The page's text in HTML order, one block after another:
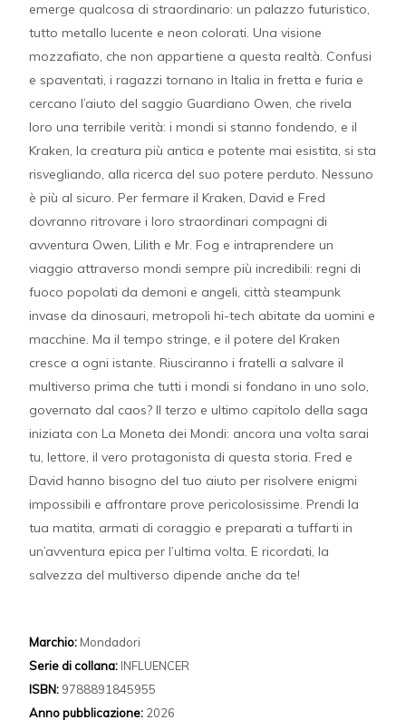
emerge qualcosa di straordinario: un palazzo futuristico,
tutto metallo lucente e neon colorati. Una visione
mozzafiato, che non appartiene a questa realtà. Confusi
e spaventati, i ragazzi tornano in Italia in fretta e furia e
cercano l’aiuto del saggio Guardiano Owen, che rivela
loro una terribile verità: i mondi si stanno fondendo, e il
Kraken, la creatura più antica e potente mai esistita, si sta
risvegliando, alla ricerca del suo potere perduto. Nessuno
è più al sicuro. Per fermare il Kraken, David e Fred
dovranno ritrovare i loro straordinari compagni di
avventura Owen, Lilith e Mr. Fog e intraprendere un
viaggio attraverso mondi sempre più incredibili: regni di
fuoco popolati da demoni e angeli, città steampunk
invase da dinosauri, metropoli hi-tech abitate da uomini e
macchine. Ma il tempo stringe, e il potere del Kraken
cresce a ogni istante. Riusciranno i fratelli a salvare il
multiverso prima che tutti i mondi si fondano in uno solo,
governato dal caos? Il terzo e ultimo capitolo della saga
iniziata con La Moneta dei Mondi: ancora una volta sarai
tu, lettore, il vero protagonista di questa storia. Fred e
David hanno bisogno del tuo aiuto per risolvere enigmi
impossibili e affrontare prove pericolosissime. Prendi la
tua matita, armati di coraggio e preparati a tuffarti in
un’avventura epica per l’ultima volta. E ricordati, la
salvezza del multiverso dipende anche da te!
Marchio: Mondadori
Serie di collana: INFLUENCER
ISBN: 9788891845955
Anno pubblicazione: 2026